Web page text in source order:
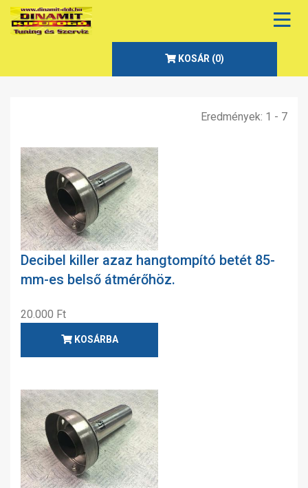
KOSÁR (0)
Eredmények: 1 - 7
Decibel killer azaz hangtompító betét 85-
mm-es belső átmérőhöz.
20.000 Ft
KOSÁRBA